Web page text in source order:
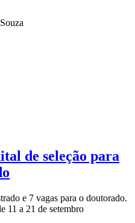
de seleção para
e 7 vagas para o doutorado.
11 a 21 de setembro